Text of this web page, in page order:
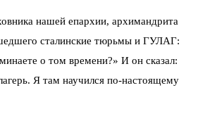
нашей епархии, архимандрита
сталинские тюрьмы и ГУЛАГ:
о том времени?» И он сказал:
Я там научился по-настоящему